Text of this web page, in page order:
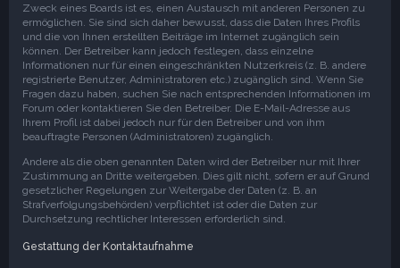
Zweck eines Boards ist es, einen Austausch mit anderen Personen zu
ermöglichen. Sie sind sich daher bewusst, dass die Daten Ihres Profils
und die von Ihnen erstellten Beiträge im Internet zugänglich sein
können. Der Betreiber kann jedoch festlegen, dass einzelne
Informationen nur für einen eingeschränkten Nutzerkreis (z. B. andere
registrierte Benutzer, Administratoren etc.) zugänglich sind. Wenn Sie
Fragen dazu haben, suchen Sie nach entsprechenden Informationen im
Forum oder kontaktieren Sie den Betreiber. Die E-Mail-Adresse aus
Ihrem Profil ist dabei jedoch nur für den Betreiber und von ihm
beauftragte Personen (Administratoren) zugänglich.
Andere als die oben genannten Daten wird der Betreiber nur mit Ihrer
Zustimmung an Dritte weitergeben. Dies gilt nicht, sofern er auf Grund
gesetzlicher Regelungen zur Weitergabe der Daten (z. B. an
Strafverfolgungsbehörden) verpflichtet ist oder die Daten zur
Durchsetzung rechtlicher Interessen erforderlich sind.
Gestattung der Kontaktaufnahme